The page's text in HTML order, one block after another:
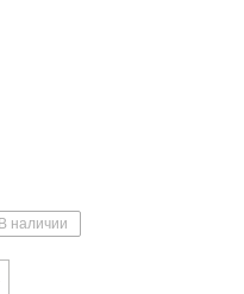
В наличии